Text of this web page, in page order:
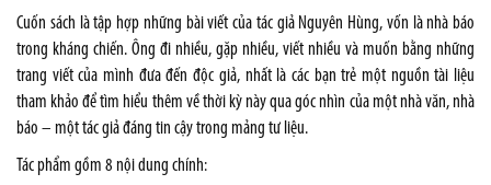
Cuốn sách là tập hợp những bài viết của tác giả Nguyên Hùng, vốn là nhà báo
trong kháng chiến. Ông đi nhiều, gặp nhiều, viết nhiều và muốn bằng những
trang viết của mình đưa đến độc giả, nhất là các bạn trẻ một nguồn tài liệu
tham khảo để tìm hiểu thêm về thời kỳ này qua góc nhìn của một nhà văn, nhà
báo – một tác giả đáng tin cậy trong mảng tư liệu.
Tác phẩm gồm 8 nội dung chính: